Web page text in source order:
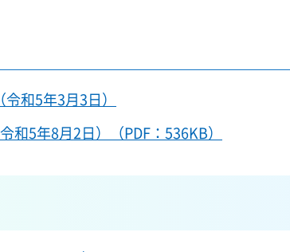
和5年3月3日）
和5年8月2日）（PDF：536KB）